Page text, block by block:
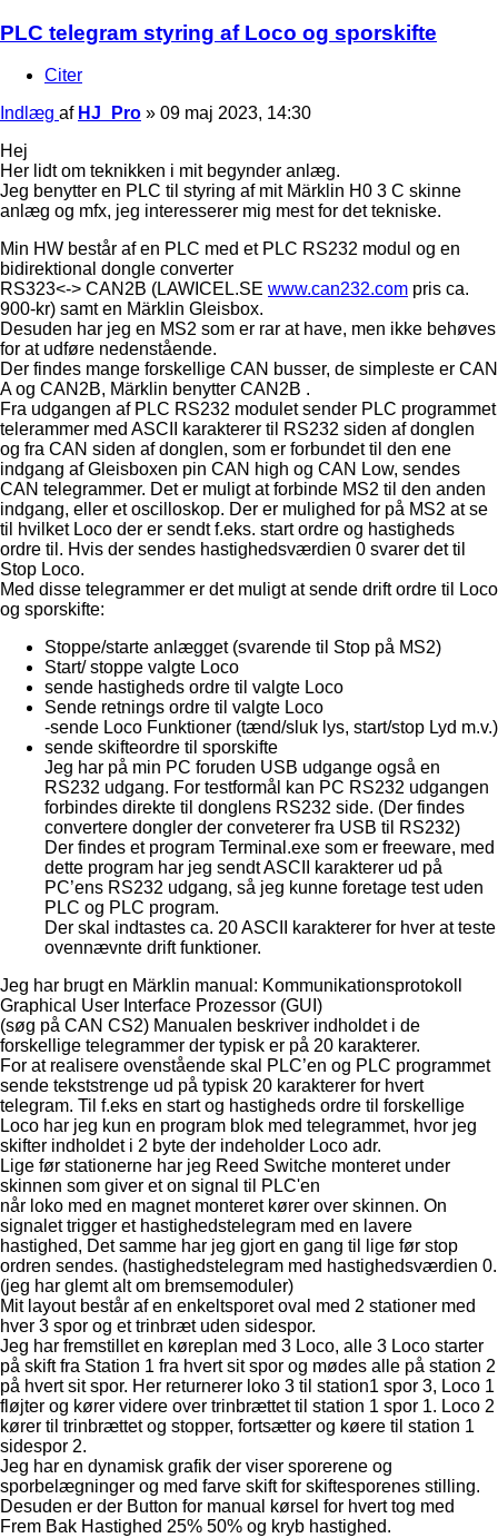
PLC telegram styring af Loco og sporskifte
Citer
Indlæg af HJ_Pro » 09 maj 2023, 14:30
Hej
Her lidt om teknikken i mit begynder anlæg.
Jeg benytter en PLC til styring af mit Märklin H0 3 C skinne
anlæg og mfx, jeg interesserer mig mest for det tekniske.
Min HW består af en PLC med et PLC RS232 modul og en
bidirektional dongle converter
RS323<-> CAN2B (LAWICEL.SE www.can232.com pris ca.
900-kr) samt en Märklin Gleisbox.
Desuden har jeg en MS2 som er rar at have, men ikke behøves
for at udføre nedenstående.
Der findes mange forskellige CAN busser, de simpleste er CAN
A og CAN2B, Märklin benytter CAN2B .
Fra udgangen af PLC RS232 modulet sender PLC programmet
telerammer med ASCII karakterer til RS232 siden af donglen
og fra CAN siden af donglen, som er forbundet til den ene
indgang af Gleisboxen pin CAN high og CAN Low, sendes
CAN telegrammer. Det er muligt at forbinde MS2 til den anden
indgang, eller et oscilloskop. Der er mulighed for på MS2 at se
til hvilket Loco der er sendt f.eks. start ordre og hastigheds
ordre til. Hvis der sendes hastighedsværdien 0 svarer det til
Stop Loco.
Med disse telegrammer er det muligt at sende drift ordre til Loco
og sporskifte:
Stoppe/starte anlægget (svarende til Stop på MS2)
Start/ stoppe valgte Loco
sende hastigheds ordre til valgte Loco
Sende retnings ordre til valgte Loco
-sende Loco Funktioner (tænd/sluk lys, start/stop Lyd m.v.)
sende skifteordre til sporskifte
Jeg har på min PC foruden USB udgange også en
RS232 udgang. For testformål kan PC RS232 udgangen
forbindes direkte til donglens RS232 side. (Der findes
convertere dongler der conveterer fra USB til RS232)
Der findes et program Terminal.exe som er freeware, med
dette program har jeg sendt ASCII karakterer ud på
PC’ens RS232 udgang, så jeg kunne foretage test uden
PLC og PLC program.
Der skal indtastes ca. 20 ASCII karakterer for hver at teste
ovennævnte drift funktioner.
Jeg har brugt en Märklin manual: Kommunikationsprotokoll
Graphical User Interface Prozessor (GUI)
(søg på CAN CS2) Manualen beskriver indholdet i de
forskellige telegrammer der typisk er på 20 karakterer.
For at realisere ovenstående skal PLC’en og PLC programmet
sende tekststrenge ud på typisk 20 karakterer for hvert
telegram. Til f.eks en start og hastigheds ordre til forskellige
Loco har jeg kun en program blok med telegrammet, hvor jeg
skifter indholdet i 2 byte der indeholder Loco adr.
Lige før stationerne har jeg Reed Switche monteret under
skinnen som giver et on signal til PLC'en
når loko med en magnet monteret kører over skinnen. On
signalet trigger et hastighedstelegram med en lavere
hastighed, Det samme har jeg gjort en gang til lige før stop
ordren sendes. (hastighedstelegram med hastighedsværdien 0.
(jeg har glemt alt om bremsemoduler)
Mit layout består af en enkeltsporet oval med 2 stationer med
hver 3 spor og et trinbræt uden sidespor.
Jeg har fremstillet en køreplan med 3 Loco, alle 3 Loco starter
på skift fra Station 1 fra hvert sit spor og mødes alle på station 2
på hvert sit spor. Her returnerer loko 3 til station1 spor 3, Loco 1
fløjter og kører videre over trinbrættet til station 1 spor 1. Loco 2
kører til trinbrættet og stopper, fortsætter og køere til station 1
sidespor 2.
Jeg har en dynamisk grafik der viser sporerene og
sporbelægninger og med farve skift for skiftesporenes stilling.
Desuden er der Button for manual kørsel for hvert tog med
Frem Bak Hastighed 25% 50% og kryb hastighed.